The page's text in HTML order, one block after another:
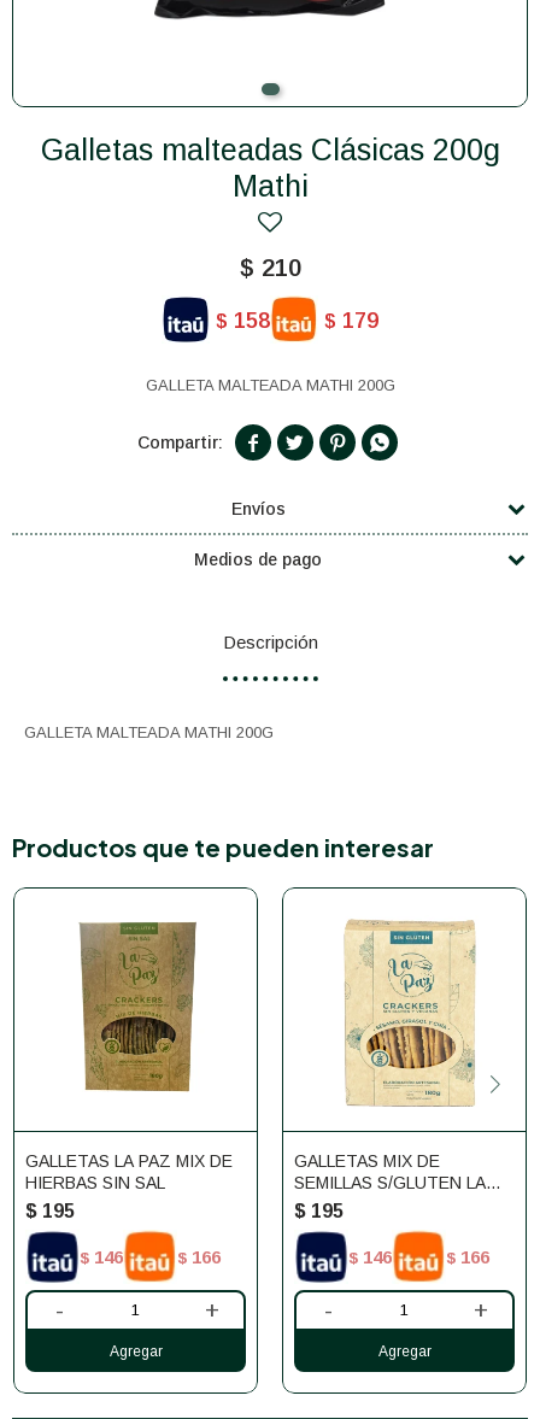
Galletas malteadas Clásicas 200g
Mathi
$ 210
$ 158 $ 179
GALLETA MALTEADA MATHI 200G
   
Envíos
Medios de pago
Descripción
GALLETA MALTEADA MATHI 200G
Productos que te pueden interesar
GALLETAS LA PAZ MIX DE
HIERBAS SIN SAL
$ 195
$ 146 $ 166
- +
GALLETAS MIX DE
SEMILLAS S/GLUTEN LA
PAZ
$ 195
$ 146 $ 166
- +